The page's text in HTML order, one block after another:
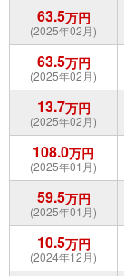
63.5万円
(2025年02月)
63.5万円
(2025年02月)
13.7万円
(2025年02月)
108.0万円
(2025年01月)
59.5万円
(2025年01月)
10.5万円
(2024年12月)